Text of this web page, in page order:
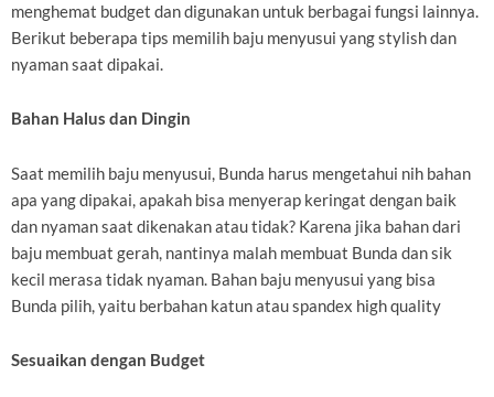
menghemat budget dan digunakan untuk berbagai fungsi lainnya.
Berikut beberapa tips memilih baju menyusui yang stylish dan
nyaman saat dipakai.
Bahan Halus dan Dingin
Saat memilih baju menyusui, Bunda harus mengetahui nih bahan
apa yang dipakai, apakah bisa menyerap keringat dengan baik
dan nyaman saat dikenakan atau tidak? Karena jika bahan dari
baju membuat gerah, nantinya malah membuat Bunda dan sik
kecil merasa tidak nyaman. Bahan baju menyusui yang bisa
Bunda pilih, yaitu berbahan katun atau spandex high quality
Sesuaikan dengan Budget